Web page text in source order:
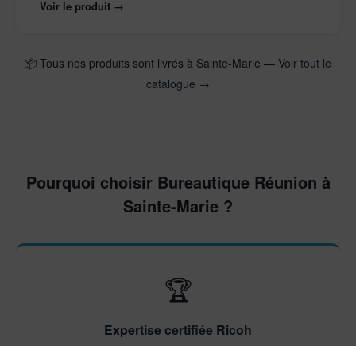
Voir le produit →
📦 Tous nos produits sont livrés à Sainte-Marie — Voir tout le
catalogue →
Pourquoi choisir Bureautique Réunion à
Sainte-Marie ?
🏆
Expertise certifiée Ricoh